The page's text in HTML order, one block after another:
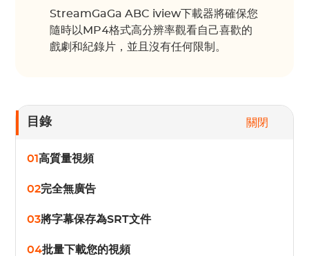
StreamGaGa ABC iview下載器將確保您
隨時以MP4格式高分辨率觀看自己喜歡的
戲劇和紀錄片，並且沒有任何限制。
目錄 關閉
01 高質量視頻
02完全無廣告
03將字幕保存為SRT文件
04批量下載您的視頻